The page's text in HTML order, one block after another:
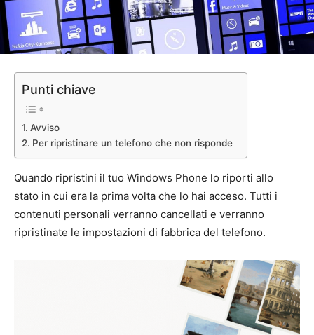
Punti chiave
Avviso
Per ripristinare un telefono che non risponde
Quando ripristini il tuo Windows Phone lo riporti allo
stato in cui era la prima volta che lo hai acceso. Tutti i
contenuti personali verranno cancellati e verranno
ripristinate le impostazioni di fabbrica del telefono.